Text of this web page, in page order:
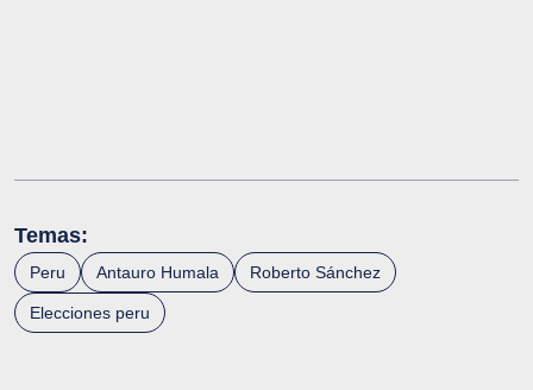
Temas:
Peru Antauro Humala Roberto Sánchez
Elecciones peru